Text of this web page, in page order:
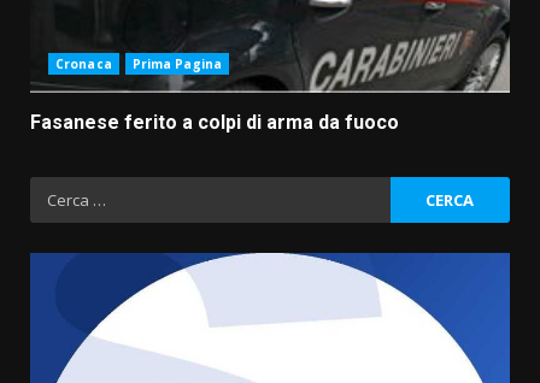
Cronaca Prima Pagina
Fasanese ferito a colpi di arma da fuoco
Ricerca
per: